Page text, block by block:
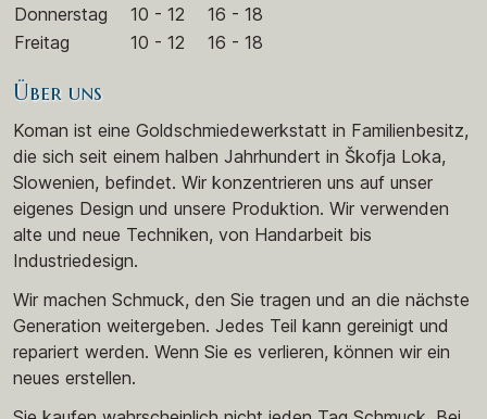
Donnerstag
10 - 12
16 - 18
Freitag
10 - 12 16 - 18
Über uns
Koman ist eine Goldschmiedewerkstatt in Familienbesitz,
die sich seit einem halben Jahrhundert in Škofja Loka,
Slowenien, befindet. Wir konzentrieren uns auf unser
eigenes Design und unsere Produktion. Wir verwenden
alte und neue Techniken, von Handarbeit bis
Industriedesign.
Wir machen Schmuck, den Sie tragen und an die nächste
Generation weitergeben. Jedes Teil kann gereinigt und
repariert werden. Wenn Sie es verlieren, können wir ein
neues erstellen.